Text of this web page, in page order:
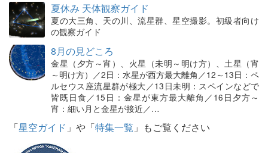
夏休み 天体観察ガイド
夏の大三角、天の川、流星群、星空撮影。初級者向け
の観察ガイド
8月の見どころ
金星（夕方～宵）、火星（未明～明け方）、土星（宵
～明け方）／2日：水星が西方最大離角／12～13日：ペ
ルセウス座流星群が極大／13日未明：スペインなどで
皆既日食／15日：金星が東方最大離角／16日夕方～
宵：細い月と金星が接近／…
「星空ガイド 」や「特集一覧 」もご覧ください